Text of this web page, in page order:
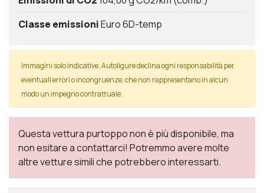
Classe emissioniEuro 6D-temp
Immagini solo indicative. Autoligure declina ogni responsabilità per
eventuali errori o incongruenze, che non rappresentano in alcun
modo un impegno contrattuale.
Questa vettura purtoppo non è più disponibile, ma
non esitare a contattarci! Potremmo avere molte
altre vetture simili che potrebbero interessarti.